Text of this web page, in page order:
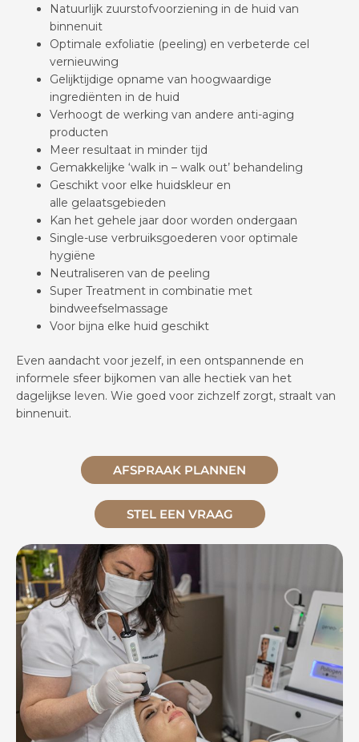
Natuurlijk zuurstofvoorziening in de huid van
binnenuit
Optimale exfoliatie (peeling) en verbeterde cel
vernieuwing
Gelijktijdige opname van hoogwaardige
ingrediënten in de huid
Verhoogt de werking van andere anti-aging
producten
Meer resultaat in minder tijd
Gemakkelijke ‘walk in – walk out’ behandeling
Geschikt voor elke huidskleur en
alle gelaatsgebieden
Kan het gehele jaar door worden ondergaan
Single-use verbruiksgoederen voor optimale
hygiëne
Neutraliseren van de peeling
Super Treatment in combinatie met
bindweefselmassage
Voor bijna elke huid geschikt
Even aandacht voor jezelf, in een ontspannende en
informele sfeer bijkomen van alle hectiek van het
dagelijkse leven. Wie goed voor zichzelf zorgt, straalt van
binnenuit.
AFSPRAAK PLANNEN
STEL EEN VRAAG